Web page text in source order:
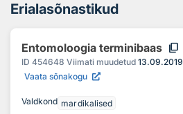
Erialasõnastikud
Entomoloogia terminibaas content_copy
ID 454648 Viimati muudetud 13.09.2019
Vaata sõnakogu
Valdkond mardikalised